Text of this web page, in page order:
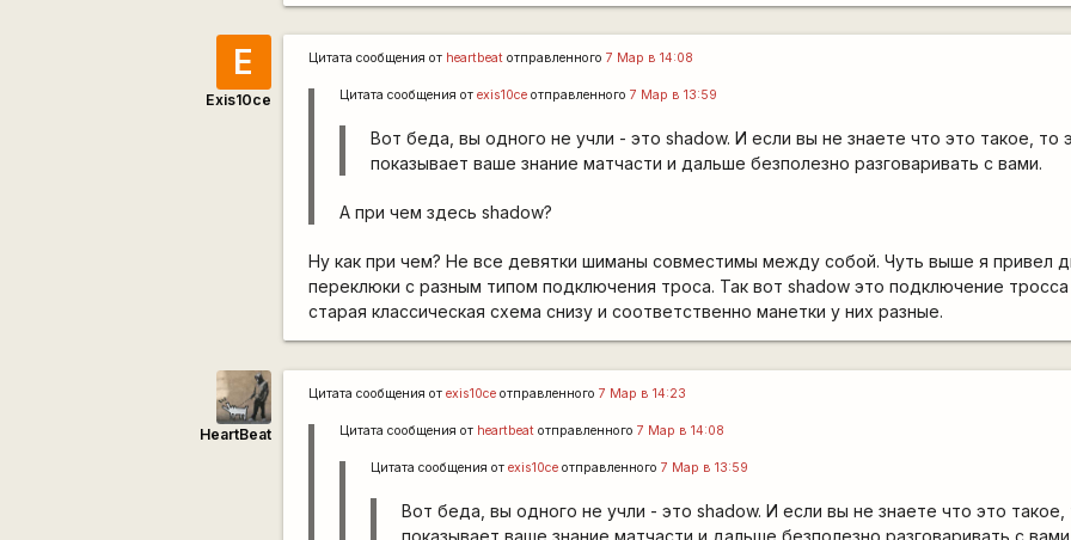
E
Exis10ce
Цитата сообщения от heartbeat отправленного7 Мар в 14:08
Цитата сообщения отexis10ce отправленного7 Мар в 13:59
Вот беда, вы одного не учли - это shadow. И если вы не знаете что это такое, то
показывает ваше знание матчасти и дальше безполезно разговаривать с вами.
А при чем здесь shadow?
Ну как при чем? Не все девятки шиманы совместимы между собой. Чуть выше я привел
переклюки с разным типом подключения троса. Так вот shadow это подключение
старая классическая схема снизу и соответственно манетки у них разные.
HeartBeat
Цитата сообщения отexis10ce отправленного7 Мар в 14:23
Цитата сообщения от heartbeat отправленного7 Мар в 14:08
Цитата сообщения отexis10ce отправленного7 Мар в 13:59
Вот беда, вы одного не учли - это shadow. И если вы не знаете что это такое,
показывает ваше знание матчасти и дальше безполезно разговаривать с вами.